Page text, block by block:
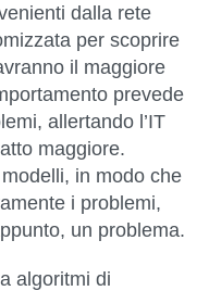
dalla rete
per scoprire
il maggiore
prevede
allertando l’IT
maggiore.
in modo che
i problemi,
un problema.
algoritmi di